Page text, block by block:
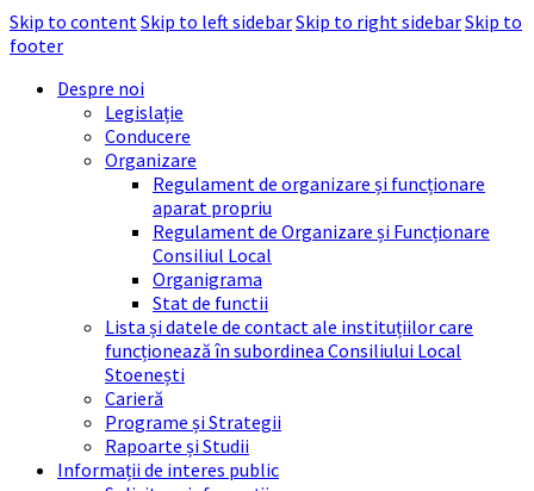
Skip to contentSkip to left sidebarSkip to right sidebarSkip to
footer
Despre noi
Legislație
Conducere
Organizare
Regulament de organizare și funcționare
aparat propriu
Regulament de Organizare și Funcționare
Consiliul Local
Organigrama
Stat de functii
Lista și datele de contact ale instituțiilor care
funcționează în subordinea Consiliului Local
Stoenești
Carieră
Programe și Strategii
Rapoarte și Studii
Informații de interes public